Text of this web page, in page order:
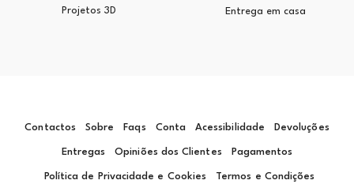
Projetos 3D Entrega em casa
Contactos Sobre Faqs Conta Acessibilidade Devoluções
Entregas Opiniões dos Clientes Pagamentos
Política de Privacidade e Cookies Termos e Condições